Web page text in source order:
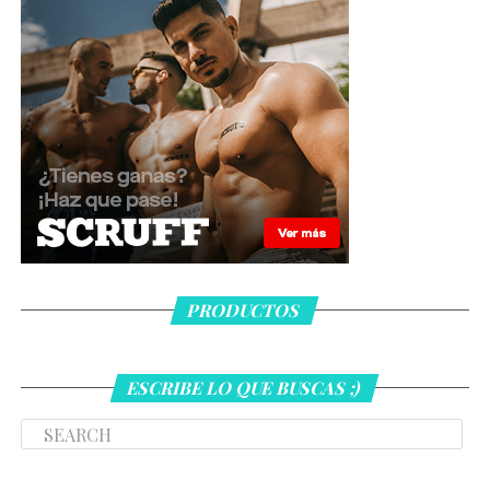
PRODUCTOS
ESCRIBE LO QUE BUSCAS ;)